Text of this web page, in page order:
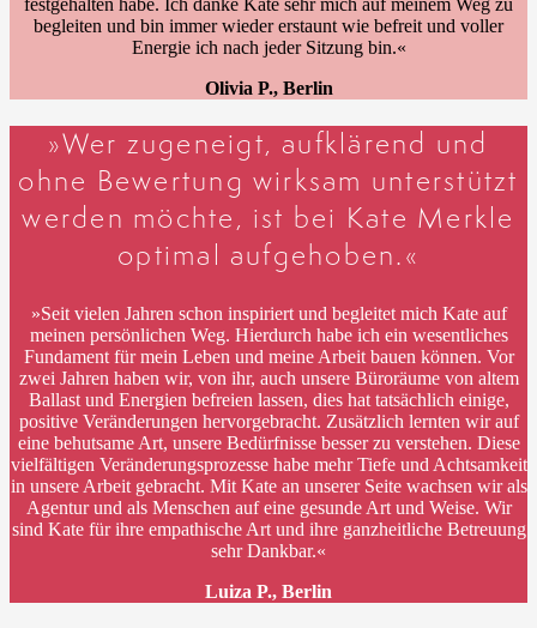
begleiten und bin immer wieder erstaunt wie befreit und voller
Energie ich nach jeder Sitzung bin.«
Olivia P., Berlin
»Wer zugeneigt, aufklärend und
ohne Bewertung wirksam unterstützt
werden möchte, ist bei Kate Merkle
optimal aufgehoben.«
»Seit vielen Jahren schon inspiriert und begleitet mich Kate auf
meinen persönlichen Weg. Hierdurch habe ich ein wesentliches
Fundament für mein Leben und meine Arbeit bauen können. Vor
zwei Jahren haben wir, von ihr, auch unsere Büroräume von altem
Ballast und Energien befreien lassen, dies hat tatsächlich einige,
positive Veränderungen hervorgebracht. Zusätzlich lernten wir auf
eine behutsame Art, unsere Bedürfnisse besser zu verstehen. Diese
vielfältigen Veränderungsprozesse habe mehr Tiefe und Achtsamkeit
in unsere Arbeit gebracht. Mit Kate an unserer Seite wachsen wir als
Agentur und als Menschen auf eine gesunde Art und Weise. Wir
sind Kate für ihre empathische Art und ihre ganzheitliche Betreuung
sehr Dankbar.«
Luiza P., Berlin